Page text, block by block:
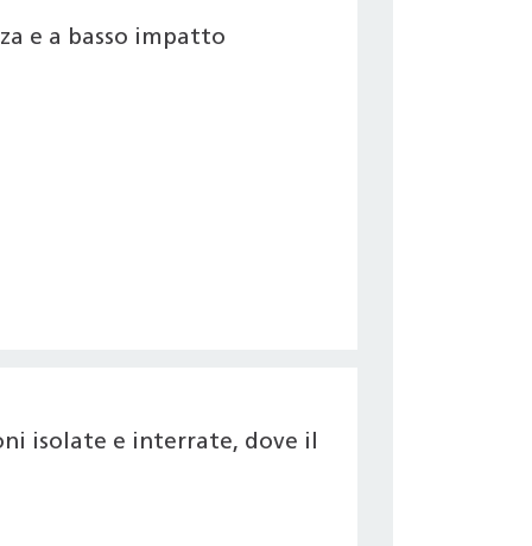
e a basso impatto
isolate e interrate, dove il